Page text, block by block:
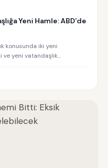
Yeni Hamle: ABD’de
konusunda iki yeni
ve yeni vatandaşlık